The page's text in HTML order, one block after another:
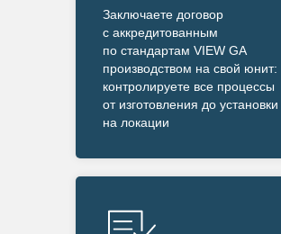
Заключаете договор
с аккредитованным
по стандартам VIEW GA
производством на свой юнит:
контролируете все процессы
от изготовления до установки
на локации